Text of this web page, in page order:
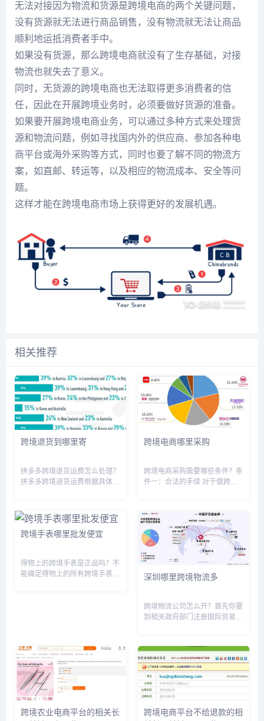
无法对接因为物流和货源是跨境电商的两个关键问题，
没有货源就无法进行商品销售，没有物流就无法让商品
顺利地运抵消费者手中。
如果没有货源，那么跨境电商就没有了生存基础，对接
物流也就失去了意义。
同时，无货源的跨境电商也无法取得更多消费者的信
任，因此在开展跨境业务时，必须要做好货源的准备。
如果要开展跨境电商业务，可以通过多种方式来处理货
源和物流问题，例如寻找国内外的供应商、参加各种电
商平台或海外采购等方式，同时也要了解不同的物流方
案，如直邮、转运等，以及相应的物流成本、安全等问
题。
这样才能在跨境电商市场上获得更好的发展机遇。
相关推荐
跨境退货到哪里寄
拼多多跨境退货运费怎么处理？
拼多多跨境退货运费根据具体情
商家而定的，退货运费的承担方
也不尽相同，所以具体情况需根
据退货渠道、平台政策、商品价
跨境电商哪里采购
跨境电商采购需要哪些条件？条
件一：合法的手续 对于做跨境
务，并且需要在海关备案，目前
每个跨境试点城市都有自己的跨
境电商公共服务平台，以供商家
注...
跨境手表哪里批发便宜
得物上的跨境手表是正品吗？不
能确定得物上的所有跨境手表都
深圳哪里跨境物流多
跨境物流公司怎么开？首先你要
到相关政府部门注册国际贸易进
场地建立公司，办人员和车辆进
出界的相关证件，和进出口货物
的检查和审核！审核通过，就可
以了...
跨境农业电商平台的相关长
跨境电商平台不给退款的相